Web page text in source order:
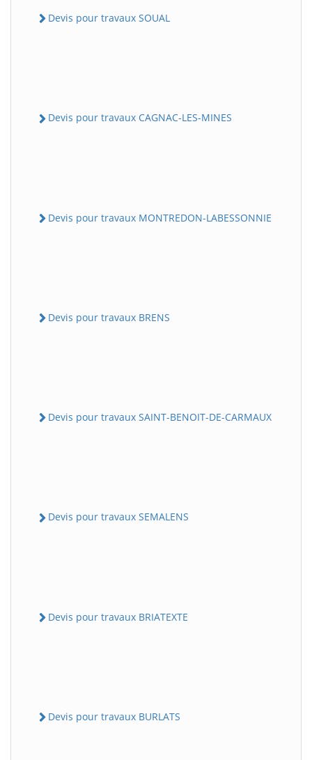
Devis pour travaux SOUAL
Devis pour travaux CAGNAC-LES-MINES
Devis pour travaux MONTREDON-LABESSONNIE
Devis pour travaux BRENS
Devis pour travaux SAINT-BENOIT-DE-CARMAUX
Devis pour travaux SEMALENS
Devis pour travaux BRIATEXTE
Devis pour travaux BURLATS